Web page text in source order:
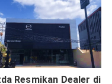
Resmikan Dealer di